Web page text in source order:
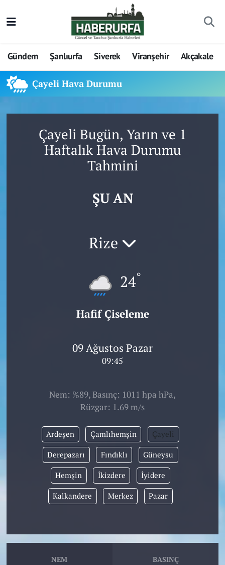
Gündem Şanlıurfa Siverek Viranşehir Akçakale
Çayeli Hava Durumu
Çayeli Bugün, Yarın ve 1
Haftalık Hava Durumu
Tahmini
ŞU AN
Rize
24°
Hafif Çiseleme
09 Ağustos Pazar
09:45
Nem: %89, Basınç: 1011 hpa hPa,
Rüzgar: 1.69 m/s
Ardeşen Çamlıhemşin Çayeli
Derepazarı Fındıklı Güneysu
Hemşin İkizdere İyidere
Kalkandere Merkez Pazar
NEM BASINÇ